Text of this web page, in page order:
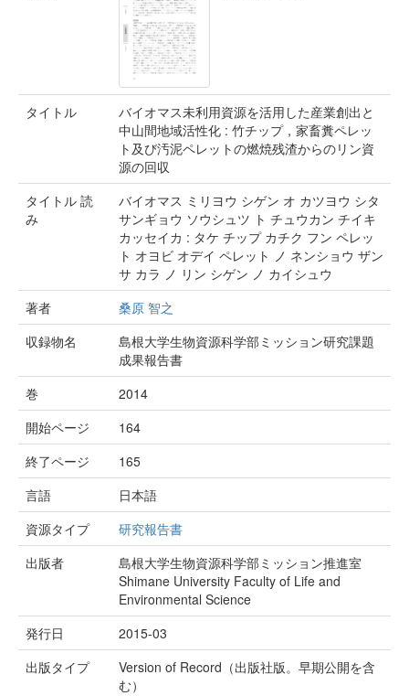
タイトル
バイオマス未利用資源を活用した産業創出と
中山間地域活性化 : 竹チップ，家畜糞ペレッ
ト及び汚泥ペレットの燃焼残渣からのリン資
源の回収
タイトル 読
み
バイオマス ミリヨウ シゲン オ カツヨウ シタ
サンギョウ ソウシュツ ト チュウカン チイキ
カッセイカ : タケ チップ カチク フン ペレッ
ト オヨビ オデイ ペレット ノ ネンショウ ザン
サ カラ ノ リン シゲン ノ カイシュウ
著者
桑原 智之
収録物名
島根大学生物資源科学部ミッション研究課題
成果報告書
巻
2014
開始ページ
164
終了ページ
165
言語
日本語
資源タイプ
研究報告書
出版者
島根大学生物資源科学部ミッション推進室
Shimane University Faculty of Life and
Environmental Science
発行日
2015-03
出版タイプ
Version of Record（出版社版。早期公開を含
む）